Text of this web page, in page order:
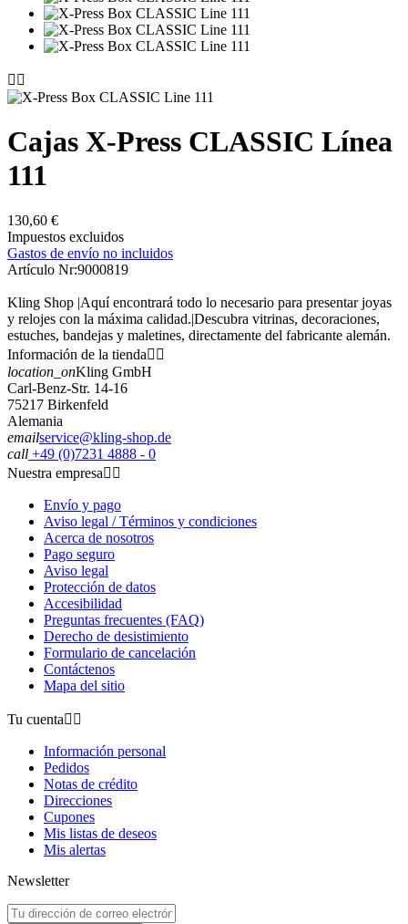
 
Cajas X-Press CLASSIC Línea
111
130,60 €
Impuestos excluidos
Gastos de envío no incluidos
Artículo Nr:9000819
Kling Shop |Aquí encontrará todo lo necesario para presentar joyas
y relojes con la máxima calidad.|Descubra vitrinas, decoraciones,
estuches, bandejas y maletines, directamente del fabricante alemán.
Información de la tienda 
location_onKling GmbH
Carl-Benz-Str. 14-16
75217 Birkenfeld
Alemania
emailservice@kling-shop.de
call +49 (0)7231 4888 - 0
Nuestra empresa 
Envío y pago
Aviso legal / Términos y condiciones
Acerca de nosotros
Pago seguro
Aviso legal
Protección de datos
Accesibilidad
Preguntas frecuentes (FAQ)
Derecho de desistimiento
Formulario de cancelación
Contáctenos
Mapa del sitio
Tu cuenta 
Información personal
Pedidos
Notas de crédito
Direcciones
Cupones
Mis listas de deseos
Mis alertas
Newsletter